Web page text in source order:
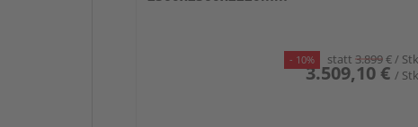
- 10% statt 3.899€ /
3.509,10 € /